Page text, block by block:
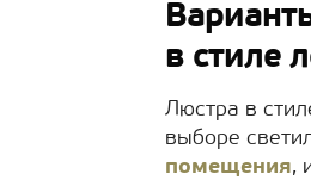
в стиле
Люстра в
выборе
помещения,